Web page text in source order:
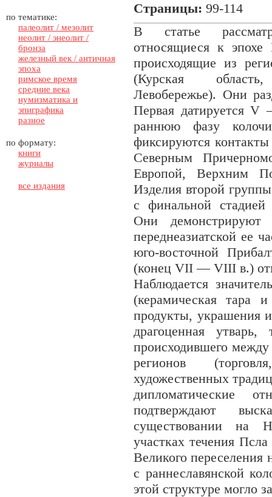
по тематике:
палеолит / мезолит
неолит / энеолит /
бронза
железный век / античная
эпоха
римское время
средние века
нумизматика и
эпиграфика
разное
по формату:
книги
журналы
все издания
Страницы: 99-114
В статье
относящиеся к эпохе
происходящие из
(Курская
Левобережье). Они
Первая датируется
раннюю фазу
фиксируются
Северным
Европой, Верхним
Изделия второй
с финальной стадией
Они демонстрируют
переднеазиатской ее
юго-восточной
(конец VII — VIII в.)
Наблюдается
(керамическая тара
продукты, украшения
драгоценная
происходившего
регионов
художественных
дипломатические
подтверждают
существовании на
участках течения
Великого переселения
с раннеславянской
этой структуре могло